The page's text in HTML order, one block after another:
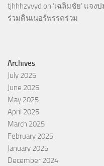
tjhhhzvvyd on ‘เฉลิมชัย’ แจง
ร่วมดินเนอร์พรรคร่วม
Archives
July 2025
June 2025
May 2025
April 2025
March 2025
February 2025
January 2025
December 2024